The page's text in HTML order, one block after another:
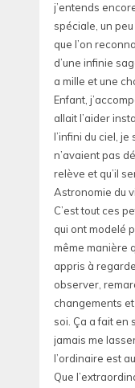
j’entends
spéciale, un
que l’on
d’une infinie
a mille et une
Enfant,
allait l’aider
l’infini du ciel,
n’avaient pas
relève et qu’il
Astronomie du
C’est tout ces
qui ont modelé
même manière
appris à
observer,
changements
soi. Ça a fait en
jamais me
l’ordinaire est
Que